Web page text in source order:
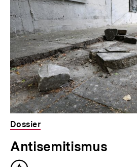
Dossier
Antisemitismus